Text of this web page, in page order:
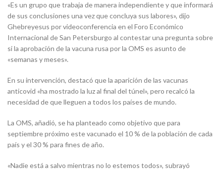
«Es un grupo que trabaja de manera independiente y que informará
de sus conclusiones una vez que concluya sus labores», dijo
Ghebreyesus por videoconferencia en el Foro Económico
Internacional de San Petersburgo al contestar una pregunta sobre
si la aprobación de la vacuna rusa por la OMS es asunto de
«semanas y meses».
En su intervención, destacó que la aparición de las vacunas
anticovid «ha mostrado la luz al final del túnel», pero recalcó la
necesidad de que lleguen a todos los países de mundo.
La OMS, añadió, se ha planteado como objetivo que para
septiembre próximo este vacunado el 10 % de la población de cada
país y el 30 % para fines de año.
«Nadie está a salvo mientras no lo estemos todos», subrayó